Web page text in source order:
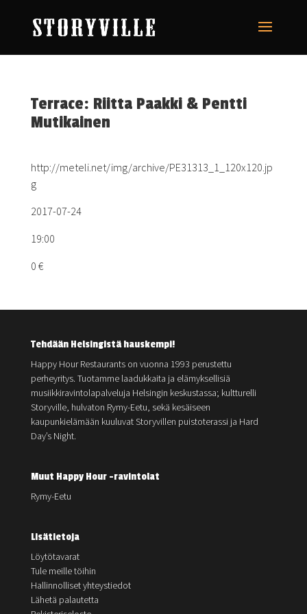
Terrace: Riitta Paakki & Pentti
Mutikainen
http://meteli.net/img/archive/PE31313_1_120x120.jp
g
2017-07-24
19:00
0 €
Tehdään Helsingistä hauskempi!
Happy Hour Restaurants on vuonna 1993 perustettu
perheyritys. Tuotamme laadukkaita ja elämyksellisiä
musiikkiravintolapalveluja Helsingin keskustassa; kultturelli
Storyville, hulvaton Rymy-Eetu, sekä kesäiseen
kaupunkielämään kuuluvat Storyvillen puistoterassi ja Hard
Day’s Night.
Muut Happy Hour -ravintolat
Rymy-Eetu
Lisätietoja
Löytötavarat
Tule meille töihin
Hallinnolliset yhteystiedot
Lähetä palautetta